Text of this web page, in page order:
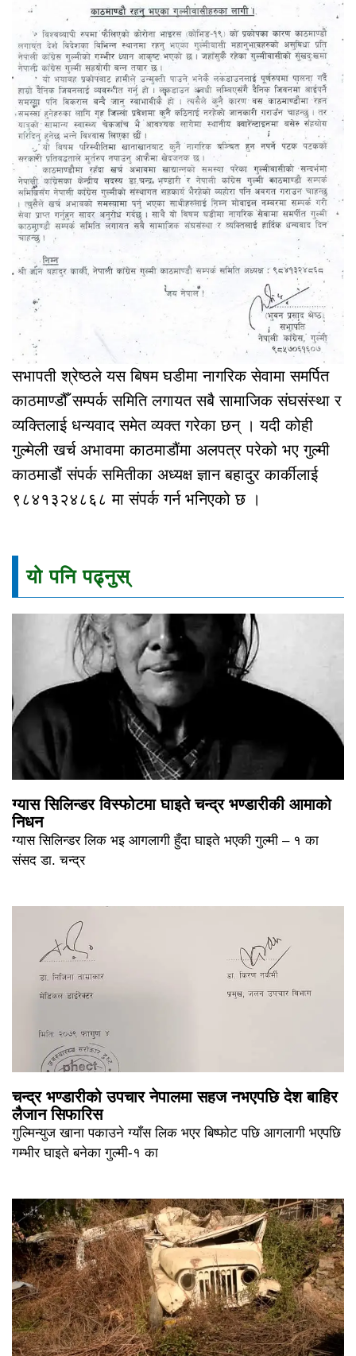
सभापती श्रेष्ठले यस बिषम घडीमा नागरिक सेवामा समर्पित
काठमाण्डौँ सम्पर्क समिति लगायत सबै सामाजिक संघसंस्था र
व्यक्तिलाई धन्यवाद समेत व्यक्त गरेका छन् । यदी कोही
गुल्मेली खर्च अभावमा काठमाडौंमा अलपत्र परेको भए गुल्मी
काठमाडौं संपर्क समितीका अध्यक्ष ज्ञान बहादुर कार्कीलाई
९८४१३२४८६८ मा संपर्क गर्न भनिएको छ ।
यो पनि पढ्नुस्
ग्यास सिलिन्डर विस्फोटमा घाइते चन्द्र भण्डारीकी आमाको
निधन
ग्यास सिलिन्डर लिक भइ आगलागी हुँदा घाइते भएकी गुल्मी – १ का
संसद डा. चन्द्र
चन्द्र भण्डारीको उपचार नेपालमा सहज नभएपछि देश बाहिर
लैजान सिफारिस
गुल्मिन्युज खाना पकाउने ग्याँस लिक भएर बिष्फोट पछि आगलागी भएपछि
गम्भीर घाइते बनेका गुल्मी-१ का